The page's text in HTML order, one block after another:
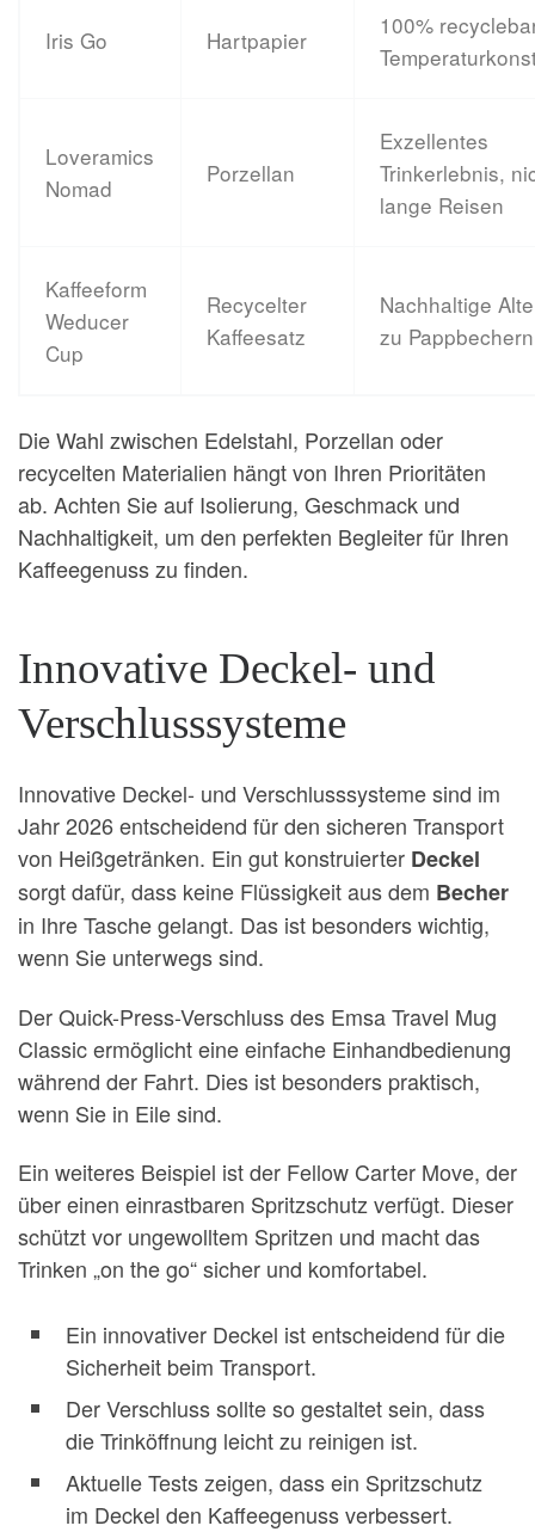
Iris Go Hartpapier
100%
Loveramics
Nomad
Porzellan
Exzellentes
Trinkerlebnis,
lange Reisen
Kaffeeform
Weducer
Cup
Recycelter
Kaffeesatz
Nachhaltige
zu Pappbechern
Die Wahl zwischen Edelstahl, Porzellan oder
recycelten Materialien hängt von Ihren Prioritäten
ab. Achten Sie auf Isolierung, Geschmack und
Nachhaltigkeit, um den perfekten Begleiter für Ihren
Kaffeegenuss zu finden.
Innovative Deckel- und
Verschlusssysteme
Innovative Deckel- und Verschlusssysteme sind im
Jahr 2026 entscheidend für den sicheren Transport
von Heißgetränken. Ein gut konstruierter Deckel
sorgt dafür, dass keine Flüssigkeit aus dem Becher
in Ihre Tasche gelangt. Das ist besonders wichtig,
wenn Sie unterwegs sind.
Der Quick-Press-Verschluss des Emsa Travel Mug
Classic ermöglicht eine einfache Einhandbedienung
während der Fahrt. Dies ist besonders praktisch,
wenn Sie in Eile sind.
Ein weiteres Beispiel ist der Fellow Carter Move, der
über einen einrastbaren Spritzschutz verfügt. Dieser
schützt vor ungewolltem Spritzen und macht das
Trinken „on the go“ sicher und komfortabel.
Ein innovativer Deckel ist entscheidend für die
Sicherheit beim Transport.
Der Verschluss sollte so gestaltet sein, dass
die Trinköffnung leicht zu reinigen ist.
Aktuelle Tests zeigen, dass ein Spritzschutz
im Deckel den Kaffeegenuss verbessert.